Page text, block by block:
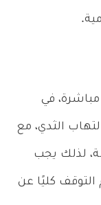
في
الثدي، مع
لذلك يجب
كليًا عن